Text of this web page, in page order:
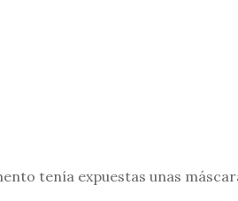
tenía expuestas unas